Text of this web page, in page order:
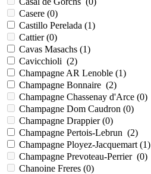
Casere (0)
Castillo Perelada (1)
Cattier (0)
Cavas Masachs (1)
Cavicchioli (2)
Champagne AR Lenoble (1)
Champagne Bonnaire (2)
Champagne Chassenay d'Arce (0)
Champagne Dom Caudron (0)
Champagne Drappier (0)
Champagne Pertois-Lebrun (2)
Champagne Ployez-Jacquemart (1)
Champagne Prevoteau-Perrier (0)
Chanoine Freres (0)